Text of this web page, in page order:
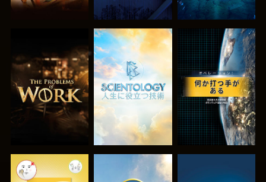
シリーズを探求 シリーズを探求 観る